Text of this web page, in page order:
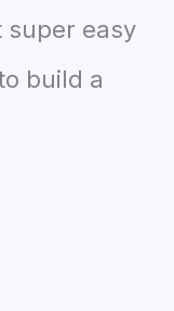
super easy
build a